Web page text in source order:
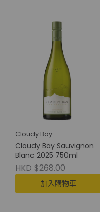
Cloudy Bay
Cloudy Bay Sauvignon
Blanc 2025 750ml
HKD $268.00
加入購物車